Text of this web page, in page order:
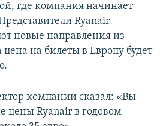
где компания начинает
Ryanair
новые направления из
на билеты в Европу будет
компании сказал: «Вы
цены Ryanair в годовом